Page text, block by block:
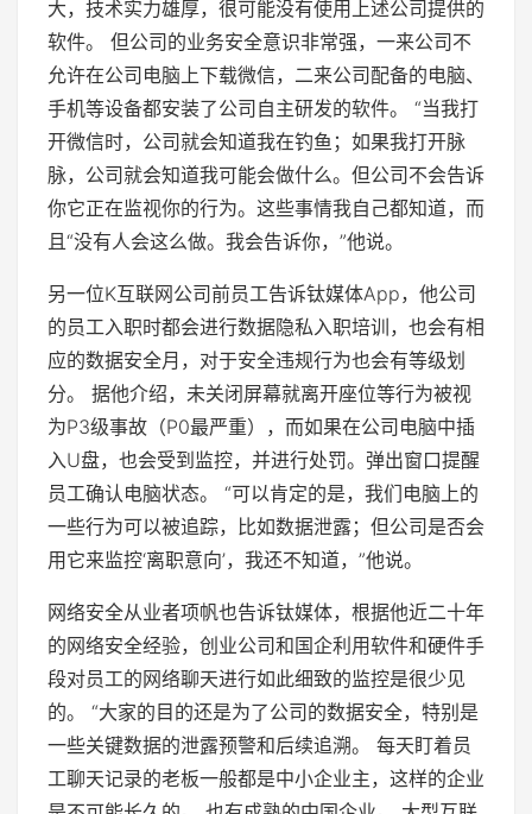
大，技术实力雄厚，很可能没有使用上述公司提供的
软件。 但公司的业务安全意识非常强，一来公司不
允许在公司电脑上下载微信，二来公司配备的电脑、
手机等设备都安装了公司自主研发的软件。 “当我打
开微信时，公司就会知道我在钓鱼；如果我打开脉
脉，公司就会知道我可能会做什么。但公司不会告诉
你它正在监视你的行为。这些事情我自己都知道，而
且“没有人会这么做。我会告诉你，”他说。
另一位K互联网公司前员工告诉钛媒体App，他公司
的员工入职时都会进行数据隐私入职培训，也会有相
应的数据安全月，对于安全违规行为也会有等级划
分。 据他介绍，未关闭屏幕就离开座位等行为被视
为P3级事故（P0最严重），而如果在公司电脑中插
入U盘，也会受到监控，并进行处罚。弹出窗口提醒
员工确认电脑状态。 “可以肯定的是，我们电脑上的
一些行为可以被追踪，比如数据泄露；但公司是否会
用它来监控‘离职意向’，我还不知道，”他说。
网络安全从业者项帆也告诉钛媒体，根据他近二十年
的网络安全经验，创业公司和国企利用软件和硬件手
段对员工的网络聊天进行如此细致的监控是很少见
的。 “大家的目的还是为了公司的数据安全，特别是
一些关键数据的泄露预警和后续追溯。 每天盯着员
工聊天记录的老板一般都是中小企业主，这样的企业